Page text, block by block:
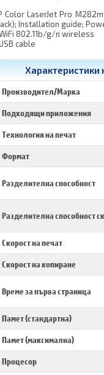
Color LaserJet Pro
Installation guide;
802.11b/g/n wireless
cable
Характеристики
Производител/Марка
Подходящи приложения
Технология на печат
Формат
Разделителна способност
Разделителна способност
Скорост на печат
Скорост на копиране
Време за първа страница
Памет (стандартна)
Памет (максимална)
Процесор